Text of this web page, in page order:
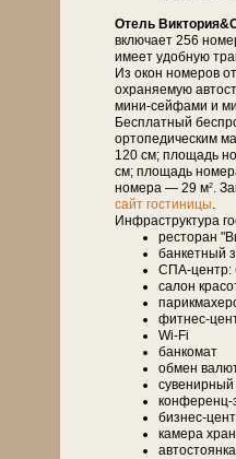
Отель
включает 256
имеет удобную
Из окон номеров
охраняемую
мини-сейфами и
Бесплатный
ортопедическим
120 см; площадь
см; площадь
номера — 29 м2.
сайт гостиницы.
Инфраструктура
ресторан
банкетный
СПА-центр:
салон
фитнес-
Wi-Fi
банкомат
обмен
сувенирный
конференц-
бизнес-
камера
автостоянка